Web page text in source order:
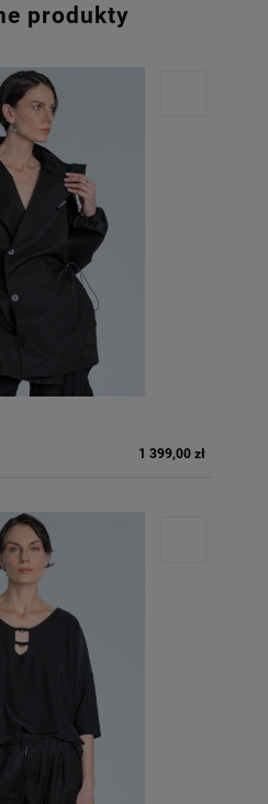
produkty
1 399,00 zł